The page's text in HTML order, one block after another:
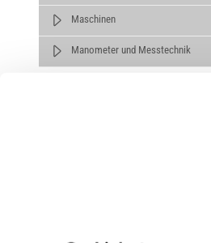
Maschinen
Manometer und Messtechnik